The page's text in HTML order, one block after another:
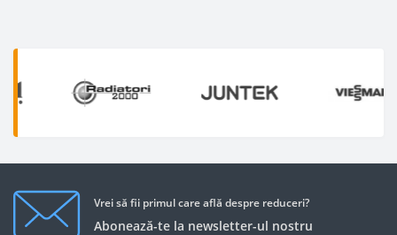
Vrei să fii primul care află despre reduceri?
Abonează-te la newsletter-ul nostru